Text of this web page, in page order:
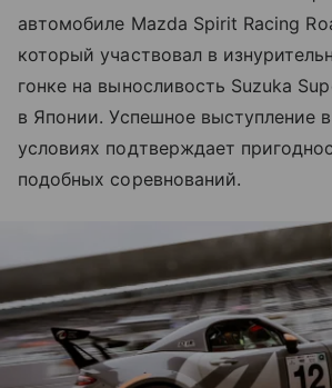
автомобиле Mazda Spirit Racing
который участвовал в
гонке на выносливость Suzuka
в Японии. Успешное выступление
условиях подтверждает
подобных соревнований.